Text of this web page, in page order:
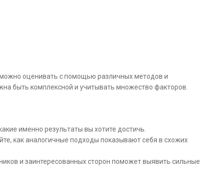
оценивать с помощью различных методов и
быть комплексной и учитывать множество факторов.
именно результаты вы хотите достичь.
как аналогичные подходы показывают себя в схожих
и заинтересованных сторон поможет выявить сильные